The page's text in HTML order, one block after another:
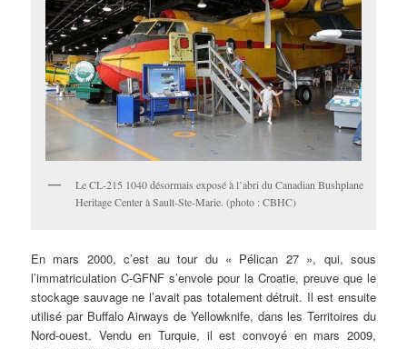
Le CL-215 1040 désormais exposé à l’abri du Canadian Bushplane
Heritage Center à Sault-Ste-Marie. (photo : CBHC)
En mars 2000, c’est au tour du « Pélican 27 », qui, sous
l’immatriculation C-GFNF s’envole pour la Croatie, preuve que le
stockage sauvage ne l’avait pas totalement détruit. Il est ensuite
utilisé par Buffalo Airways de Yellowknife, dans les Territoires du
Nord-ouest. Vendu en Turquie, il est convoyé en mars 2009,